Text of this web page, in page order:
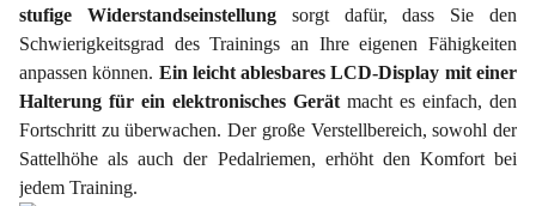
stufige Widerstandseinstellung sorgt dafür, dass Sie den
Schwierigkeitsgrad des Trainings an Ihre eigenen Fähigkeiten
anpassen können. Ein leicht ablesbares LCD-Display mit einer
Halterung für ein elektronisches Gerät macht es einfach, den
Fortschritt zu überwachen. Der große Verstellbereich, sowohl der
Sattelhöhe als auch der Pedalriemen, erhöht den Komfort bei
jedem Training.